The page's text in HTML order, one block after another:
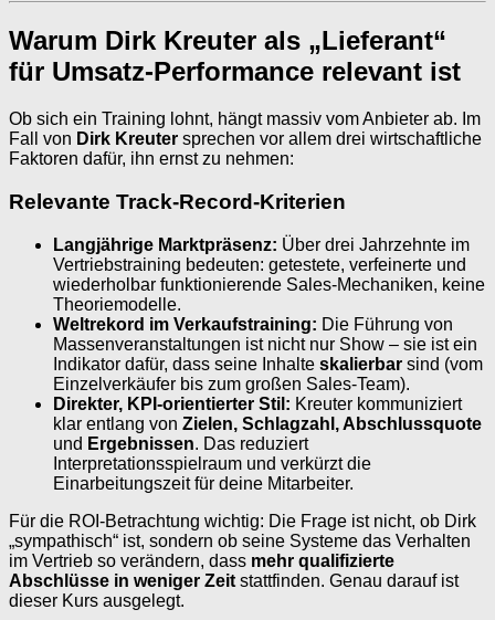
Warum Dirk Kreuter als „Lieferant“
für Umsatz-Performance relevant ist
Ob sich ein Training lohnt, hängt massiv vom Anbieter ab. Im
Fall von Dirk Kreuter sprechen vor allem drei wirtschaftliche
Faktoren dafür, ihn ernst zu nehmen:
Relevante Track-Record-Kriterien
Langjährige Marktpräsenz: Über drei Jahrzehnte im
Vertriebstraining bedeuten: getestete, verfeinerte und
wiederholbar funktionierende Sales-Mechaniken, keine
Theoriemodelle.
Weltrekord im Verkaufstraining: Die Führung von
Massenveranstaltungen ist nicht nur Show – sie ist ein
Indikator dafür, dass seine Inhalte skalierbar sind (vom
Einzelverkäufer bis zum großen Sales-Team).
Direkter, KPI-orientierter Stil: Kreuter kommuniziert
klar entlang von Zielen, Schlagzahl, Abschlussquote
und Ergebnissen. Das reduziert
Interpretationsspielraum und verkürzt die
Einarbeitungszeit für deine Mitarbeiter.
Für die ROI-Betrachtung wichtig: Die Frage ist nicht, ob Dirk
„sympathisch“ ist, sondern ob seine Systeme das Verhalten
im Vertrieb so verändern, dass mehr qualifizierte
Abschlüsse in weniger Zeit stattfinden. Genau darauf ist
dieser Kurs ausgelegt.